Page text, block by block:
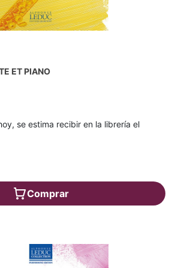
ET PIANO
se estima recibir en la librería el
Comprar